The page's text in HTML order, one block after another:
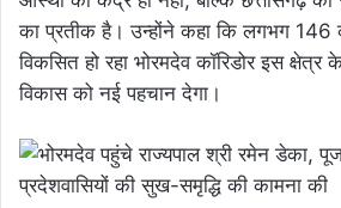
का प्रतीक है। उन्होंने कहा कि लगभग 146
विकसित हो रहा भोरमदेव कॉरिडोर इस
विकास को नई पहचान देगा।